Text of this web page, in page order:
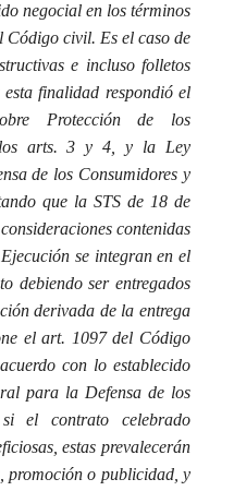
negocial en los términos
Código civil. Es el caso de
e incluso folletos
finalidad respondió el
Protección de los
los arts. 3 y 4, y la Ley
de los Consumidores y
que la STS de 18 de
contenidas
se integran en el
debiendo ser entregados
derivada de la entrega
el art. 1097 del Código
con lo establecido
para la Defensa de los
el contrato celebrado
estas prevalecerán
promoción o publicidad, y